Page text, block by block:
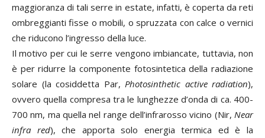
maggioranza di tali serre in estate, infatti, è coperta da reti
ombreggianti fisse o mobili, o spruzzata con calce o vernici
che riducono l’ingresso della luce.
Il motivo per cui le serre vengono imbiancate, tuttavia, non
è per ridurre la componente fotosintetica della radiazione
solare (la cosiddetta Par, Photosinthetic active radiation),
ovvero quella compresa tra le lunghezze d’onda di ca. 400-
700 nm, ma quella nel range dell’infrarosso vicino (Nir, Near
infra red), che apporta solo energia termica ed è la